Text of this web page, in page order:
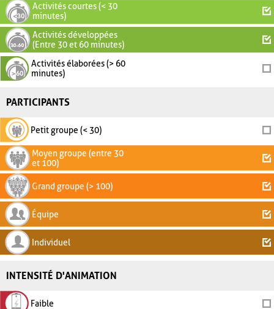
Activités courtes (< 30
minutes)
Activités développées
(Entre 30 et 60 minutes)
Activités élaborées (> 60
minutes)
PARTICIPANTS
Petit groupe (< 30)
Moyen groupe (entre 30
et 100)
Grand groupe (> 100)
Équipe
Individuel
INTENSITÉ D'ANIMATION
Faible